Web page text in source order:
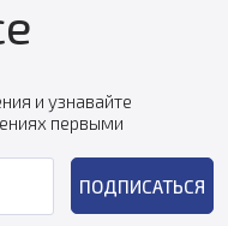
и узнавайте
первыми
ПОДПИСАТЬСЯ